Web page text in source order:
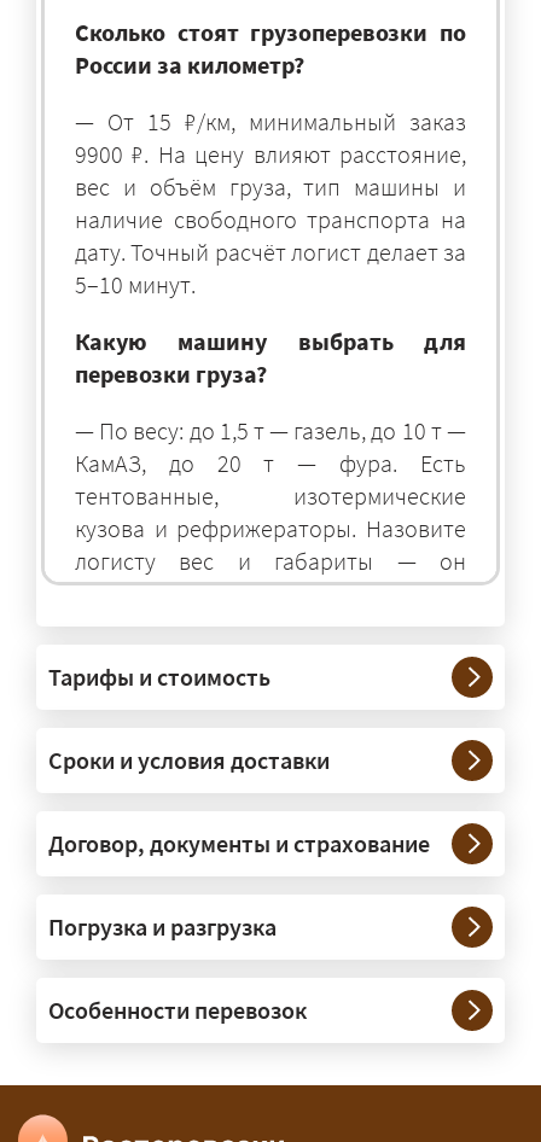
Сколько стоят грузоперевозки по
России за километр?
— От 15 ₽/км, минимальный заказ
9900 ₽. На цену влияют расстояние,
вес и объём груза, тип машины и
наличие свободного транспорта на
дату. Точный расчёт логист делает за
5–10 минут.
Какую машину выбрать для
перевозки груза?
— По весу: до 1,5 т — газель, до 10 т —
КамАЗ, до 20 т — фура. Есть
тентованные, изотермические
кузова и рефрижераторы. Назовите
логисту вес и габариты — он
подберёт оптимальный транспорт.
— Штатно — от 100 кг до 20 тонн.
Мелкие партии едут догрузом,
крупные — отдельной машиной.
Тяжеловесы 30–90 т организуем
через проверенных партнёров.
России?
межгородних перевозках по всей
России (от 100 км). Груз едет от
адреса до адреса на одной машине,
Тарифы и стоимость
Сроки и условия доставки
Договор, документы и страхование
Погрузка и разгрузка
Особенности перевозок